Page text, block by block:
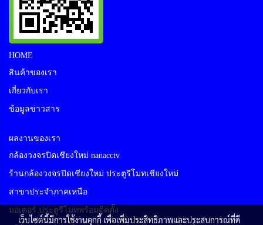
HOME
สินค้าของเรา
เกี่ยวกับเรา
ข้อมูลข่าวสาร
ผลงานของเรา
กล้องวงจรปิดเชียงใหม่ nanacctv
ร้านกล้องวงจรปิดเชียงใหม่ ประตูรีโมทเชียงใหม่
สาขาประจำภาคเหนือ
มอเตอร์ ประตูรีโมทพร้อมติดตั้ง
เว็บไซต์นี้มีการใช้งานคุกกี้ เพื่อเพิ่มประสิทธิภาพและประสบการณ์ที่ดี